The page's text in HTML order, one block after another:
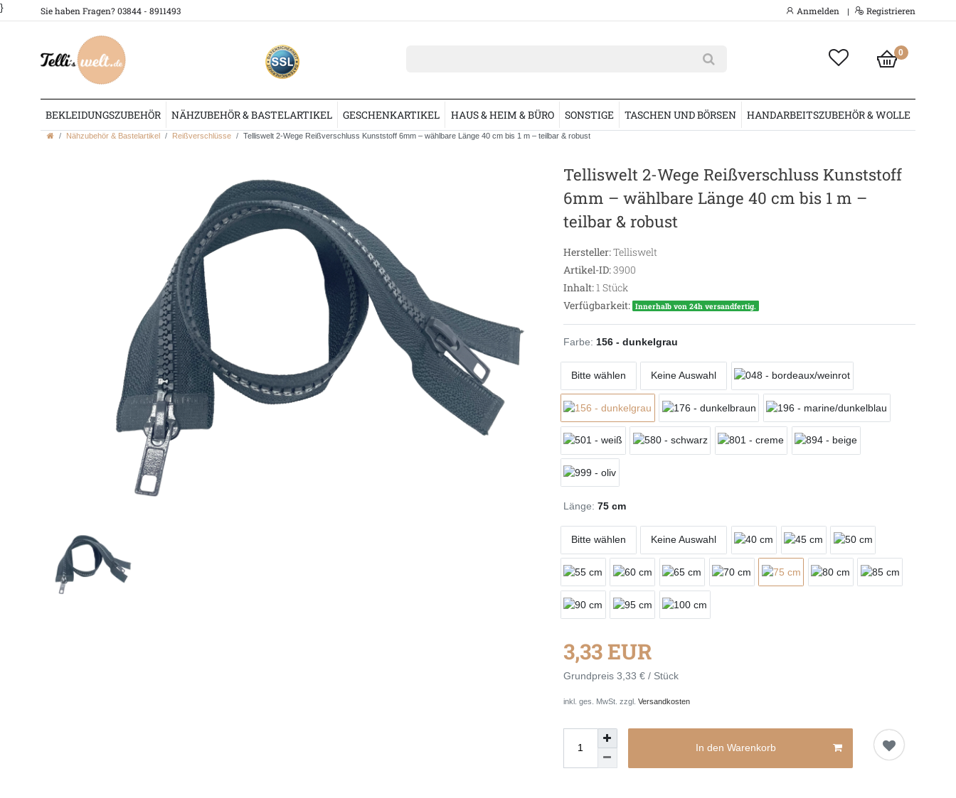
} Sie haben Fragen? 03844 - 8911493 Anmelden | Registrieren
0
BEKLEIDUNGSZUBEHÖR NÄHZUBEHÖR & BASTELARTIKEL GESCHENKARTIKEL HAUS & HEIM & BÜRO SONSTIGE TASCHEN UND BÖRSEN HANDARBEITSZUBEHÖR & WOLLE
Nähzubehör & Bastelartikel Reißverschlüsse Telliswelt 2-Wege Reißverschluss Kunststoff 6mm – wählbare Länge 40 cm bis 1 m – teilbar & robust
Telliswelt 2-Wege Reißverschluss Kunststoff
6mm – wählbare Länge 40 cm bis 1 m –
teilbar & robust
Hersteller:Telliswelt
Artikel-ID:3900
Inhalt:1 Stück
Verfügbarkeit: Innerhalb von 24h versandfertig.
Farbe: 156 - dunkelgrau
Bitte wählen Keine Auswahl
Länge: 75 cm
Bitte wählen Keine Auswahl
3,33 EUR
Grundpreis 3,33 € / Stück
inkl. ges. MwSt. zzgl. Versandkosten
In den Warenkorb